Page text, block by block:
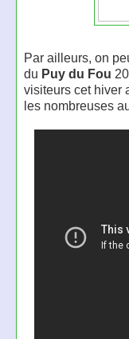
Par ailleurs, on
du Puy du Fou
visiteurs cet hiver
les nombreuses